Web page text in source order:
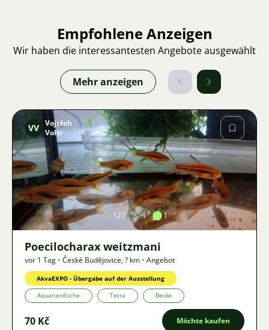
Empfohlene Anzeigen
Wir haben die interessantesten Angebote ausgewählt
Mehr anzeigen
Bild
VV Vojtěch
Voltr
127 1 1
Poecilocharax weitzmani
vor 1 Tag • České Budějovice,? km • Angebot
AkvaEXPO - Übergabe auf der Ausstellung
Aquarienfische Tetra Beide
70 Kč Möchte kaufen